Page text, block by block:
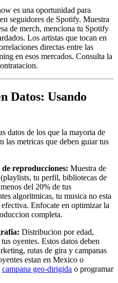
es una oportunidad para
seguidores de Spotify. Muestra
de merch, menciona tu Spotify
Los artistas que tocan en
directas entre las
en esos mercados. Consulta la
Datos: Usando
datos de los que la mayoria de
las metricas que deben guiar tus
reproducciones: Muestra de
tu perfil, bibliotecas de
del 20% de tus
algoritmicas, tu musica no esta
Enfocate en optimizar la
completa.
Distribucion por edad,
oyentes. Estos datos deben
rutas de gira y campanas
estan en Mexico o
campana geo-dirigida o programar